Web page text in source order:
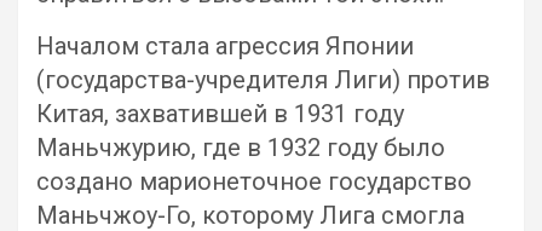
Началом стала агрессия Японии
(государства-учредителя Лиги) против
Китая, захватившей в 1931 году
Маньчжурию, где в 1932 году было
создано марионеточное государство
Маньчжоу-Го, которому Лига смогла